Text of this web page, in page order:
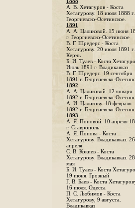
1888
A. В. Хетагуров - Коста
Хетагурову. 18 июля 1888 г.
Георгиевско-Осетинское.
1891
А. А. Цаликовой. 15 июня
г. Георгиевско-Осетинское
B. Г. Шредерс - Коста
Хетагурову. 20 июля 1891 г.
Керчь
Б. И. Туаев - Коста
Июль 1891 г. Владикавказ
В. Г. Шредерс. 19 сентября
1891 г. Георгиевско-
1892
А. А. Цаликовой. 12 января
1892 г. Георгиевско-
А. И. Цаликову. 18 февраля
1892 г. Георгиевско-
1893
А. Я. Поповой. 10 апреля
г. Ставрополь
A. Я. Попова - Коста
Хетагурову. Владикавказ. 26
апреля
С. В. Кокиев - Коста
Хетагурову. Владикавказ. 28
мая
Б. И. Туаев - Коста
19 июня. Грозный
Г. В. Баев - Коста
16 июля. Одесса
П. С. Любимов - Коста
Хетагурову, 9 августа.
Владикавказ